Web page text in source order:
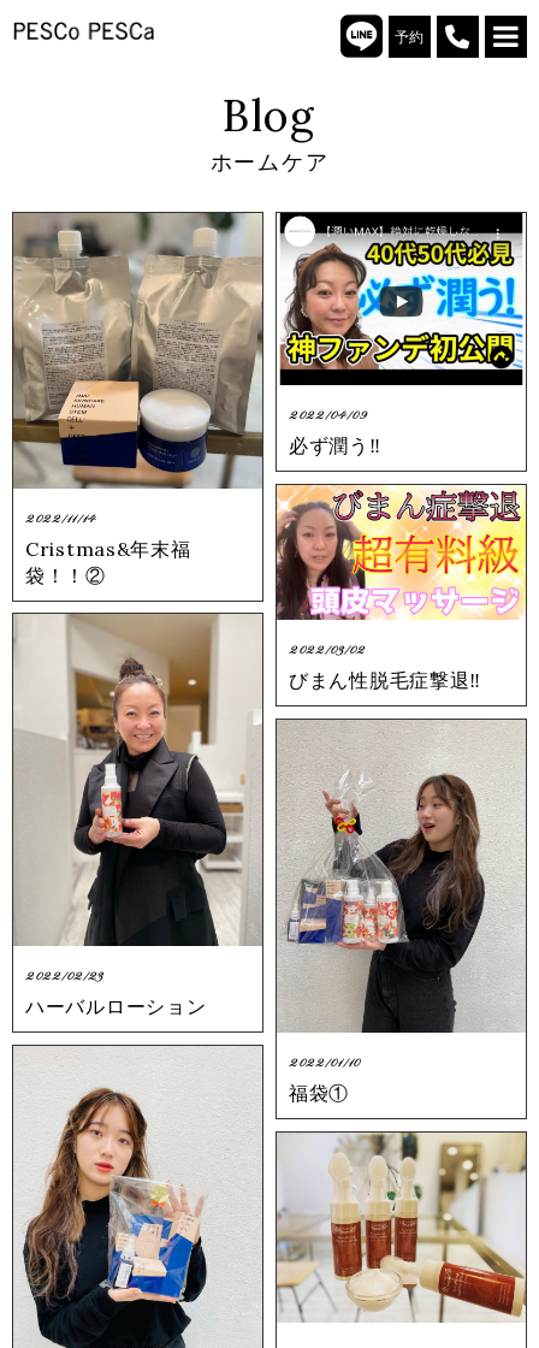
予約
Blog
ホームケア
2022/11/14
Cristmas&年末福
袋！！②
2022/04/09
必ず潤う‼︎
2022/03/02
びまん性脱毛症撃退‼︎
2022/02/23
ハーバルローション
2022/01/10
福袋①